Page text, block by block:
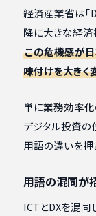
経済産業省は「
降に大きな経済
この危機感が
味付けを大きく
単に業務効率化
デジタル投資
用語の違いを押
用語の混同が
ICTとDXを混同